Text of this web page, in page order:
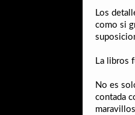
Los
como si
La libros
No es
contada